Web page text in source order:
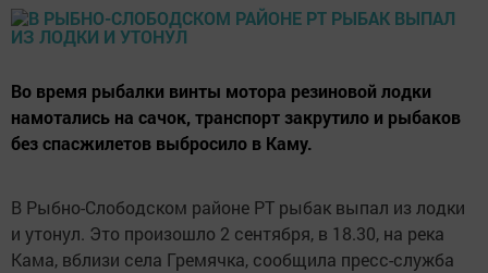
Во время рыбалки винты мотора резиновой лодки
намотались на сачок, транспорт закрутило и рыбаков
без спасжилетов выбросило в Каму.
В Рыбно-Слободском районе РТ рыбак выпал из лодки
и утонул. Это произошло 2 сентября, в 18.30, на река
Кама, вблизи села Гремячка, сообщила пресс-служба